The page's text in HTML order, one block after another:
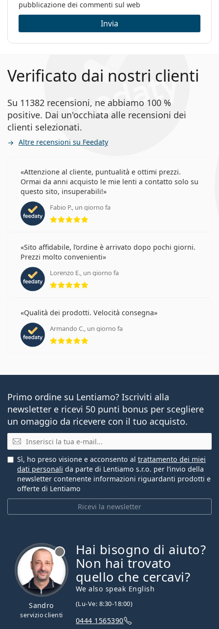
pubblicazione dei commenti sul web
Invia
Verificato dai nostri clienti
Su 11382 recensioni, ne abbiamo 100 %
positive. Dai un'occhiata alle recensioni dei
clienti selezionati.
Altre recensioni su Feedaty
Attenzione al cliente, puntualità e ottimi prezzi.
Ormai da anni acquisto le mie lenti a contatto solo su
questo sito, insuperabili!
Fabio P., un giorno fa
Sito affidabile, l’ordine è arrivato dopo pochi giorni.
Prezzi molto convenienti
Lorenzo E., un giorno fa
valutazione 5 di 5
Qualità dei prodotti. Velocità consegna
Armando C., un giorno fa
valutazione 5 di 5
Primo ordine su Lentiamo? Iscriviti alla
newsletter e ricevi 50 punti bonus per scegliere
un omaggio da ricevere con il tuo acquisto.
E-mail
Ricevi la newsletter
Sì, ho preso visione e acconsento al trattamento dei miei
dati personali da parte di Lentiamo s.r.o. per l’invio della
newsletter contenente informazioni riguardanti prodotti e
offerte di Lentiamo
Sandro
servizio clienti
Hai bisogno di aiuto?
Non hai trovato
quello che cercavi?
We also speak English
(Lu-Ve: 8:30-18:00)
0444 1565390